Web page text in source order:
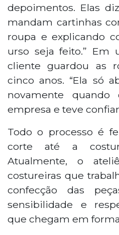
depoimentos. Elas
mandam cartinhas
roupa e explicando
urso seja feito.” Em
cliente guardou as
cinco anos. “Ela só
novamente quando
empresa e teve
Todo o processo é
corte até a
Atualmente, o
costureiras que
confecção das
sensibilidade e
que chegam em